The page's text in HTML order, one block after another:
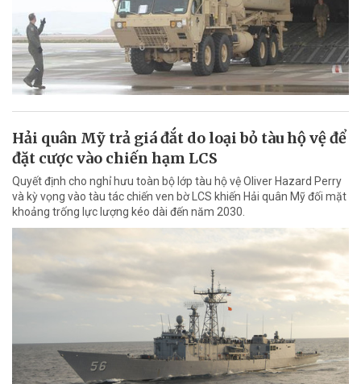
Hải quân Mỹ trả giá đắt do loại bỏ tàu hộ vệ để
đặt cược vào chiến hạm LCS
Quyết định cho nghỉ hưu toàn bộ lớp tàu hộ vệ Oliver Hazard Perry
và kỳ vọng vào tàu tác chiến ven bờ LCS khiến Hải quân Mỹ đối mặt
khoảng trống lực lượng kéo dài đến năm 2030.